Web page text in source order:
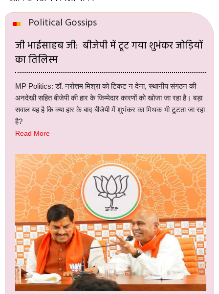
Political Gossips
जी भाईसाहब जी: बीजेपी में टूट गया शुभंकर जोड़ियों
का तिलिस्म
MP Politics: डॉ. नरोत्तम मिश्रा को टिकट न देना, स्थानीय संगठन की
अनदेखी सहित बीजेपी की हार के जिम्मेदार कारणों को खोजा जा रहा है। बड़ा
सवाल यह है कि क्या हार के बाद बीजेपी में शुभंकर का मिथक भी टूटता जा रहा
है?
Read More